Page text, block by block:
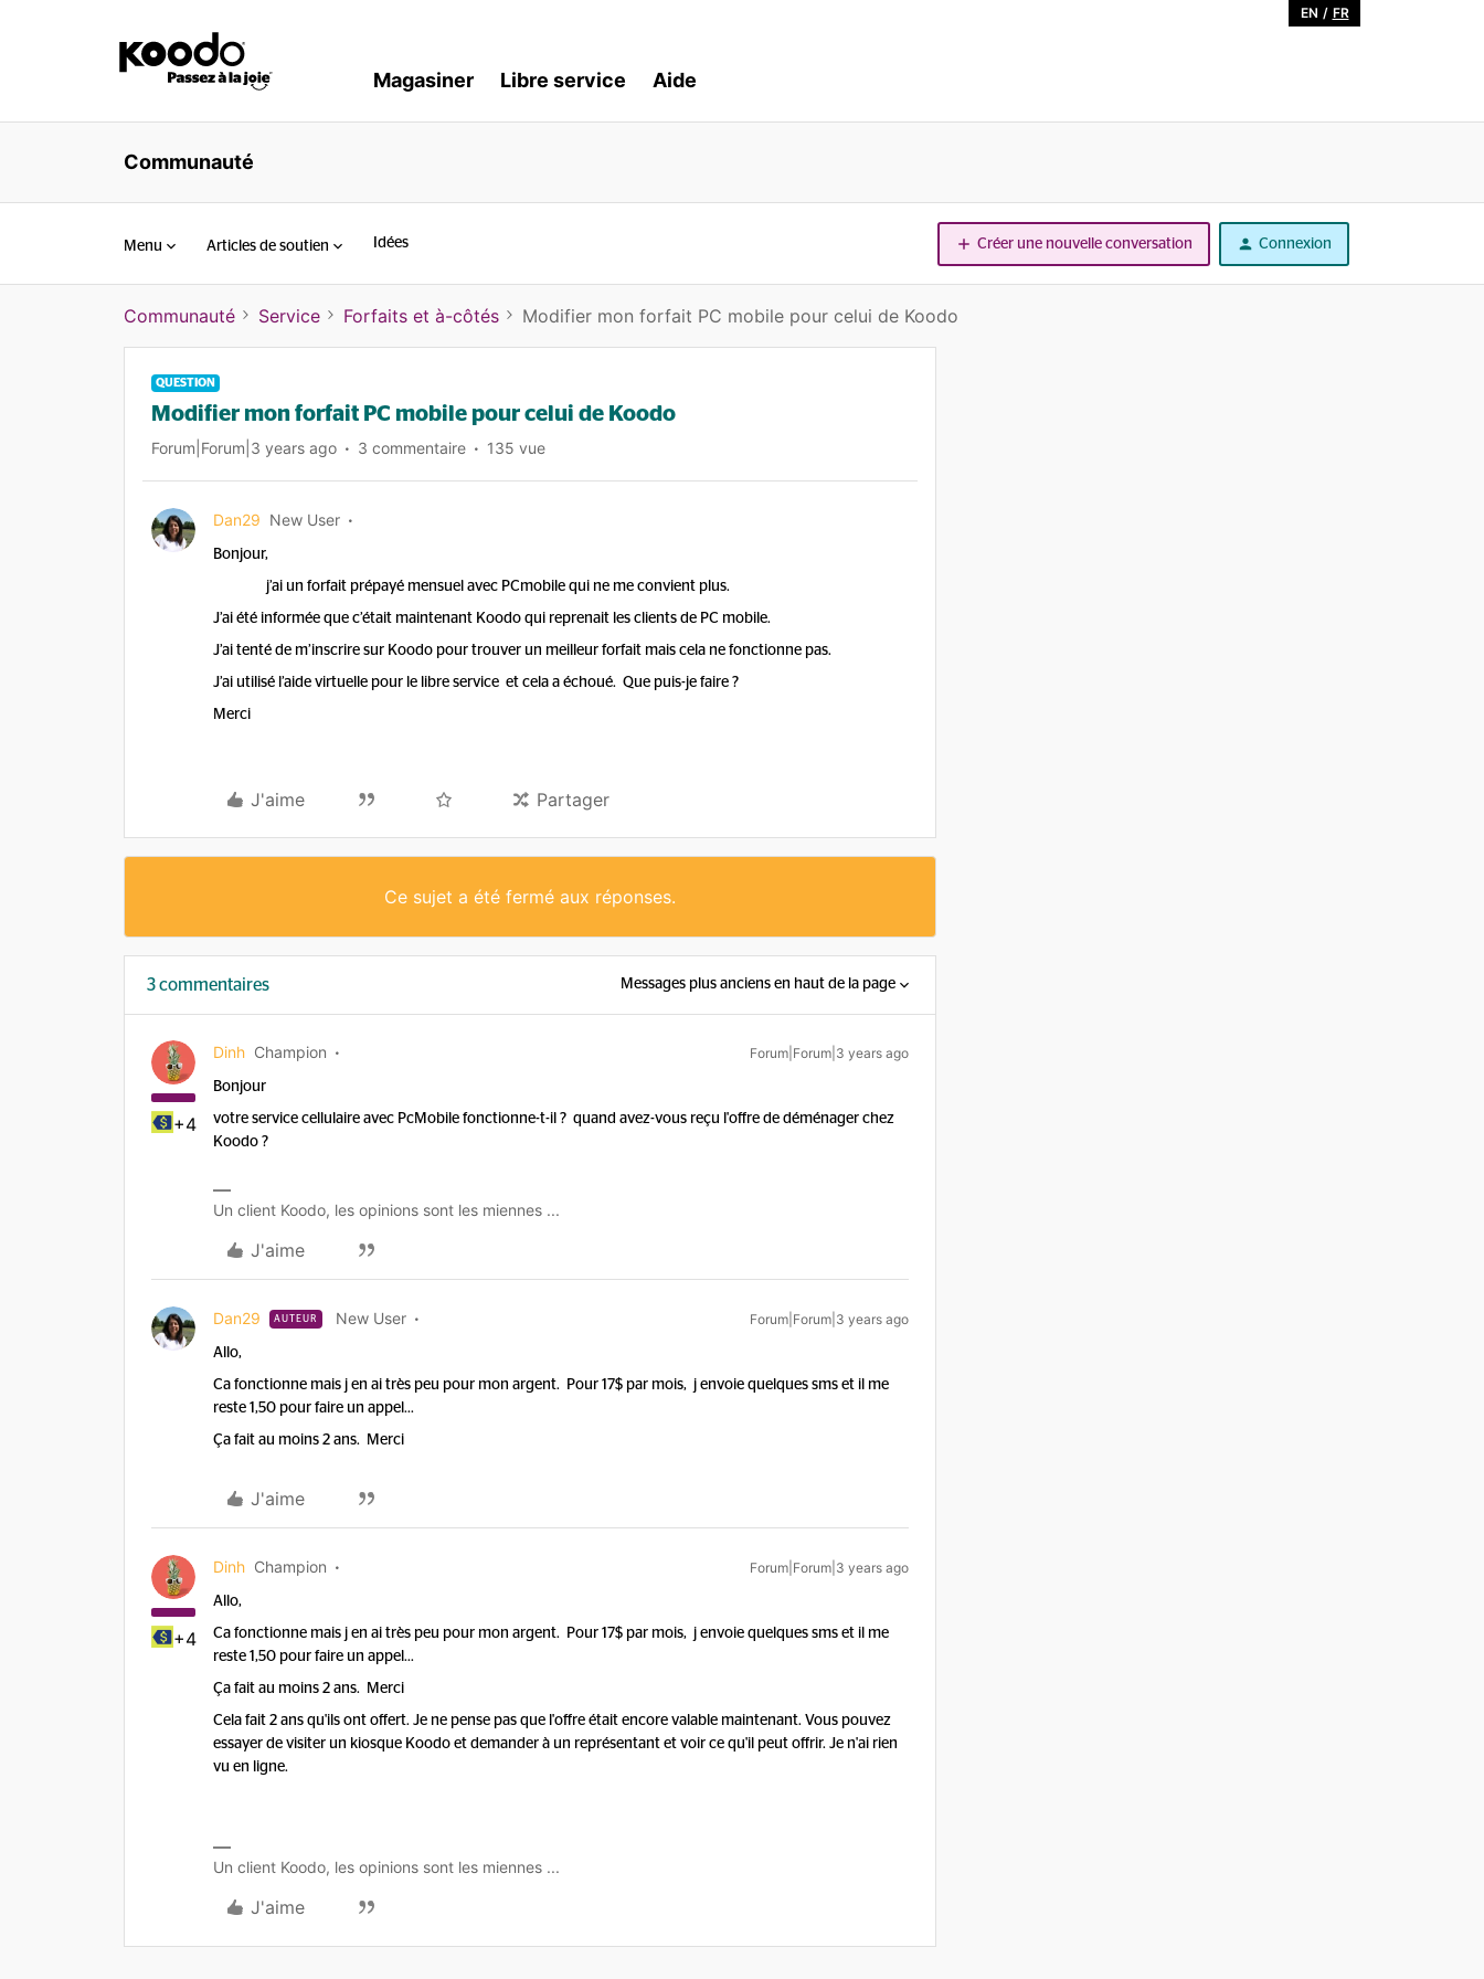
EN / FR
Magasiner Libre service Aide
Communauté
Menu Articles de soutien Idées Créer une nouvelle conversation Connexion
Communauté Service Forfaits et à-côtés Modifier mon forfait PC mobile pour celui de Koodo
QUESTION
Modifier mon forfait PC mobile pour celui de Koodo
Forum|Forum|3 years ago 3 commentaire 135 vue
Dan29 New User
Bonjour,
j’ai un forfait prépayé mensuel avec PCmobile qui ne me convient plus.
J’ai été informée que c’était maintenant Koodo qui reprenait les clients de PC mobile.
J’ai tenté de m’inscrire sur Koodo pour trouver un meilleur forfait mais cela ne fonctionne pas.
J’ai utilisé l’aide virtuelle pour le libre service et cela a échoué. Que puis-je faire ?
Merci
J'aime Partager
Ce sujet a été fermé aux réponses.
3 commentaires Messages plus anciens en haut de la page
+4
Dinh Champion Forum|Forum|3 years ago
Bonjour
votre service cellulaire avec PcMobile fonctionne-t-il ? quand avez-vous reçu l'offre de déménager chez
Koodo ?
Un client Koodo, les opinions sont les miennes ...
J'aime
Dan29 AUTEUR New User Forum|Forum|3 years ago
Allo,
Ca fonctionne mais j en ai très peu pour mon argent. Pour 17$ par mois, j envoie quelques sms et il me
reste 1,50 pour faire un appel…
Ça fait au moins 2 ans. Merci
J'aime
+4
Dinh Champion Forum|Forum|3 years ago
Allo,
Ca fonctionne mais j en ai très peu pour mon argent. Pour 17$ par mois, j envoie quelques sms et il me
reste 1,50 pour faire un appel…
Ça fait au moins 2 ans. Merci
Cela fait 2 ans qu'ils ont offert. Je ne pense pas que l'offre était encore valable maintenant. Vous pouvez
essayer de visiter un kiosque Koodo et demander à un représentant et voir ce qu'il peut offrir. Je n'ai rien
vu en ligne.
Un client Koodo, les opinions sont les miennes ...
J'aime